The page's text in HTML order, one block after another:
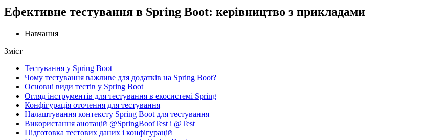
Ефективне тестування в Spring Boot: керівництво з прикладами
Навчання
Зміст
Тестування у Spring Boot
Чому тестування важливе для додатків на Spring Boot?
Основні види тестів у Spring Boot
Огляд інструментів для тестування в екосистемі Spring
Конфігурація оточення для тестування
Налаштування контексту Spring Boot для тестування
Використання анотацій @SpringBootTest і @Test
Підготовка тестових даних і конфігурацій